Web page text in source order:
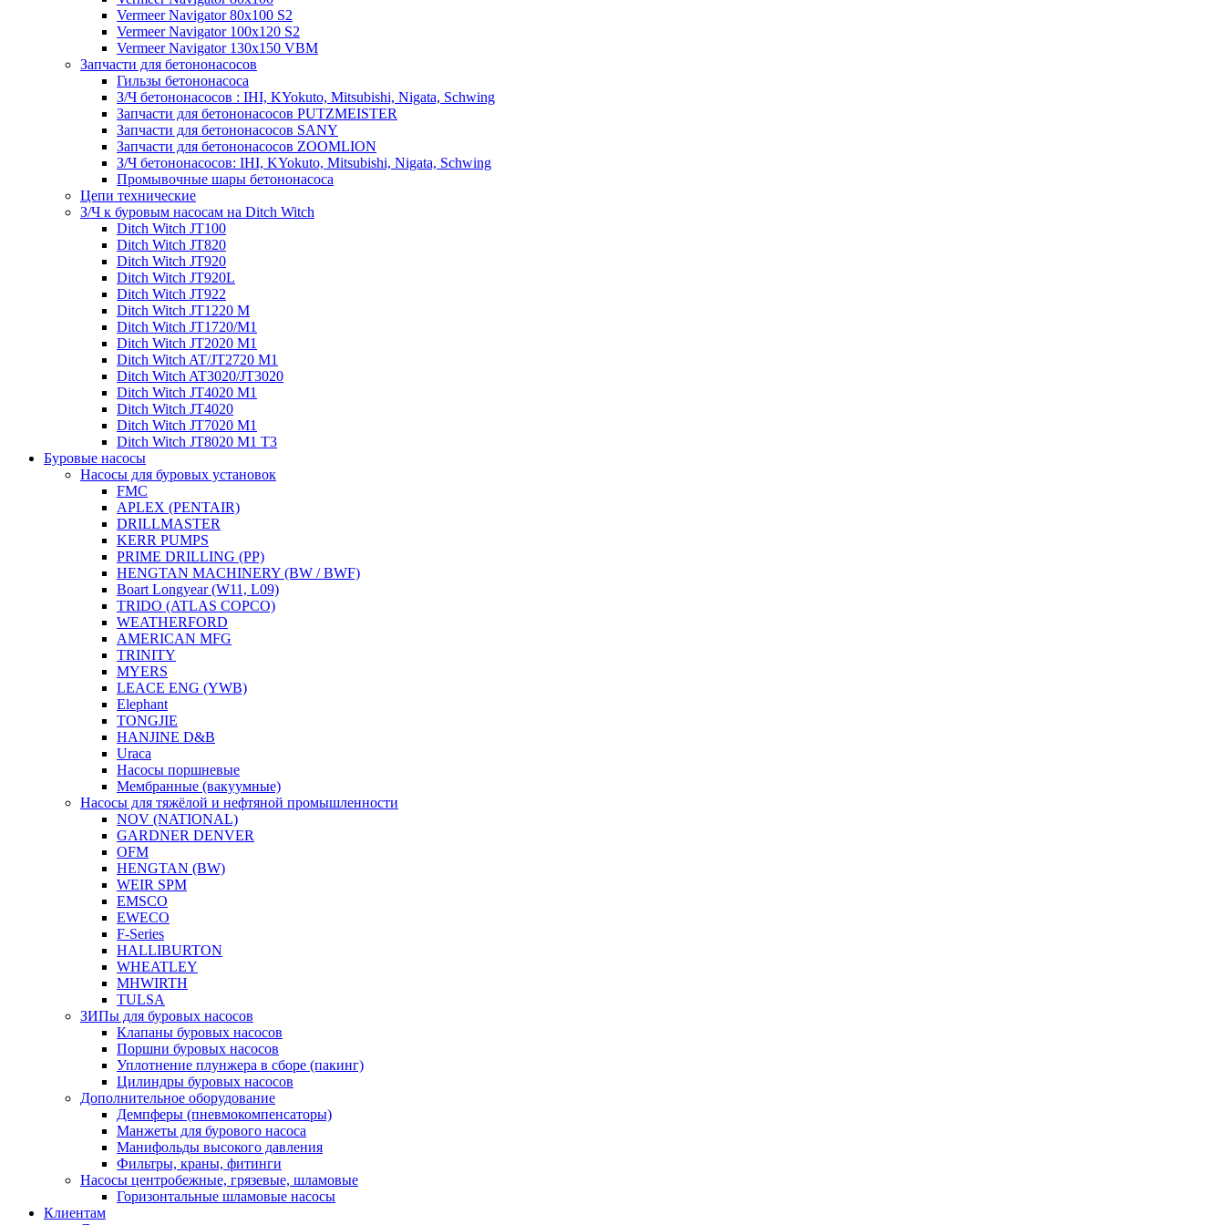
Vermeer Navigator 80x100 S2
Vermeer Navigator 100x120 S2
Vermeer Navigator 130x150 VBM
Запчасти для бетононасосов
Гильзы бетононасоса
З/Ч бетононасосов : IHI, KYokuto, Mitsubishi, Nigata, Schwing
Запчасти для бетононасосов PUTZMEISTER
Запчасти для бетононасосов SANY
Запчасти для бетононасосов ZOOMLION
З/Ч бетононасосов: IHI, KYokuto, Mitsubishi, Nigata, Schwing
Промывочные шары бетононасоса
Цепи технические
З/Ч к буровым насосам на Ditch Witch
Ditch Witch JT100
Ditch Witch JT820
Ditch Witch JT920
Ditch Witch JT920L
Ditch Witch JT922
Ditch Witch JT1220 M
Ditch Witch JT1720/M1
Ditch Witch JT2020 M1
Ditch Witch AT/JT2720 M1
Ditch Witch AT3020/JT3020
Ditch Witch JT4020 M1
Ditch Witch JT4020
Ditch Witch JT7020 M1
Ditch Witch JT8020 M1 T3
Буровые насосы
Насосы для буровых установок
FMC
APLEX (PENTAIR)
DRILLMASTER
KERR PUMPS
PRIME DRILLING (PP)
HENGTAN MACHINERY (BW / BWF)
Boart Longyear (W11, L09)
TRIDO (ATLAS COPCO)
WEATHERFORD
AMERICAN MFG
TRINITY
MYERS
LEACE ENG (YWB)
Elephant
TONGJIE
HANJINE D&B
Uraca
Насосы поршневые
Мембранные (вакуумные)
Насосы для тяжёлой и нефтяной промышленности
NOV (NATIONAL)
GARDNER DENVER
OFM
HENGTAN (BW)
WEIR SPM
EMSCO
EWECO
F-Series
HALLIBURTON
WHEATLEY
MHWIRTH
TULSA
ЗИПы для буровых насосов
Клапаны буровых насосов
Поршни буровых насосов
Уплотнение плунжера в сборе (пакинг)
Цилиндры буровых насосов
Дополнительное оборудование
Демпферы (пневмокомпенсаторы)
Манжеты для бурового насоса
Манифольды высокого давления
Фильтры, краны, фитинги
Насосы центробежные, грязевые, шламовые
Горизонтальные шламовые насосы
Клиентам